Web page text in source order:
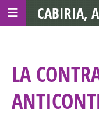
LA
CABIRIA,